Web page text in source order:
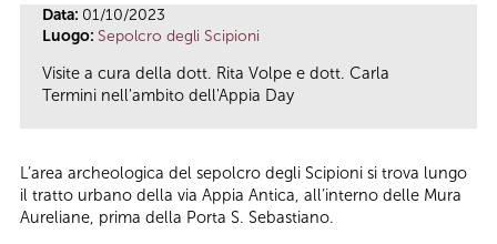
Data: 01/10/2023
Luogo: Sepolcro degli Scipioni
Visite a cura della dott. Rita Volpe e dott. Carla
Termini nell'ambito dell'Appia Day
L’area archeologica del sepolcro degli Scipioni si trova lungo
il tratto urbano della via Appia Antica, all’interno delle Mura
Aureliane, prima della Porta S. Sebastiano.